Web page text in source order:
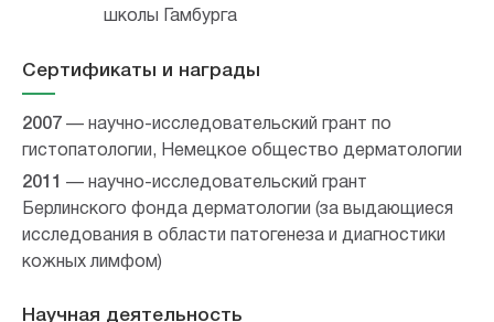
школы Гамбурга
Сертификаты и награды
2007 — научно-исследовательский грант по
гистопатологии, Немецкое общество дерматологии
2011
— научно-исследовательский грант
Берлинского фонда дерматологии (за выдающиеся
исследования в области патогенеза и диагностики
кожных лимфом)
Научная деятельность